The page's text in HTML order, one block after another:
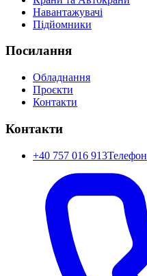
Навантажувачі
Підйомники
Посилання
Обладнання
Проєкти
Контакти
Контакти
+40 757 016 913Телефон